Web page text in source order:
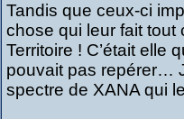
Tandis que ceux-ci
chose qui leur fait tout
Territoire ! C’était elle
pouvait pas repérer…
spectre de XANA qui